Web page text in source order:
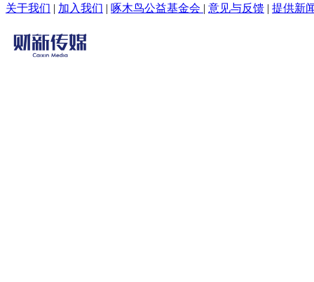
关于我们 | 加入我们 | 啄木鸟公益基金会 | 意见与反馈 | 提供新